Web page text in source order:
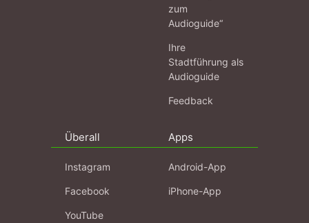
zum
Audioguide“
Ihre
Stadtführung als
Audioguide
Feedback
Überall
Instagram
Facebook
YouTube
Apps
Android-App
iPhone-App